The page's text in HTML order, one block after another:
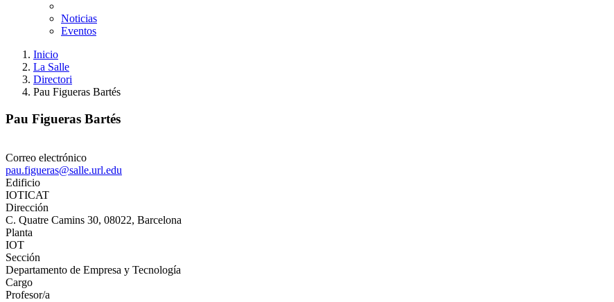
Noticias
Eventos
Inicio
La Salle
Directori
Pau Figueras Bartés
Pau Figueras Bartés
Correo electrónico
pau.figueras@salle.url.edu
Edificio
IOTICAT
Dirección
C. Quatre Camins 30, 08022, Barcelona
Planta
IOT
Sección
Departamento de Empresa y Tecnología
Cargo
Profesor/a